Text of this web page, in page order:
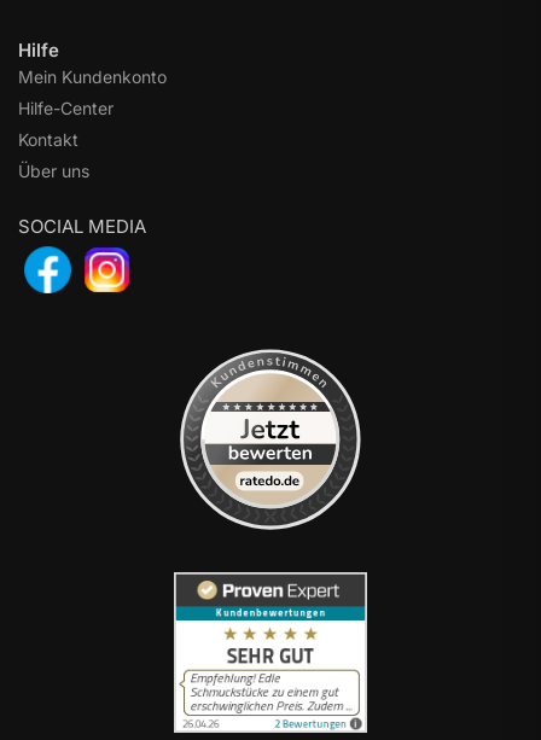
Hilfe
Mein Kundenkonto
Hilfe-Center
Kontakt
Über uns
SOCIAL MEDIA